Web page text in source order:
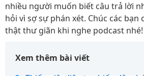
nhiều người muốn biết câu trả lời
hỏi vì sợ sự phán xét. Chúc các
thật thư giãn khi nghe podcast nhé!
Xem thêm bài viết